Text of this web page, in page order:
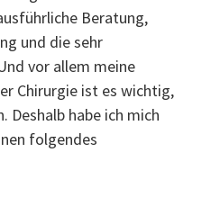
Beratung,
und die sehr
vor allem meine
Chirurgie ist es wichtig,
Deshalb habe ich mich
folgendes